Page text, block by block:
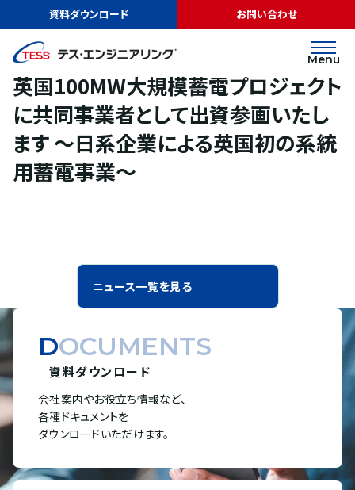
資料ダウンロード お問い合わせ
Menu
ニュース
英国100MW大規模蓄電プロジェクトに共同事業者として
出資参画いたします ～日系企業による英国初の系統用蓄電事業～
リリース
2021.12.21
英国100MW大規模蓄電プロジェクト
に共同事業者として出資参画いたし
ます ～日系企業による英国初の系統
用蓄電事業～
ニュース一覧を見る
DOCUMENTS
資料ダウンロード
会社案内やお役立ち情報など、
各種ドキュメントを
ダウンロードいただけます。